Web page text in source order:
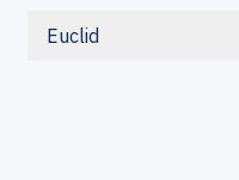
Euclid